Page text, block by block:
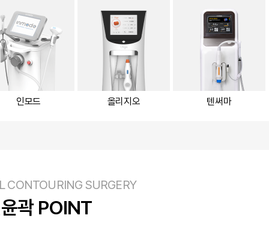
인모드 올리지오 텐써마
CONTOURING SURGERY
곽 POINT